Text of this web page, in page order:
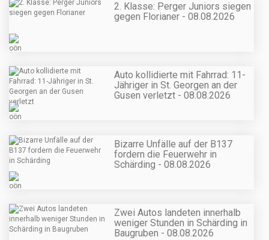
2. Klasse: Perger Juniors siegen
gegen Florianer - 08.08.2026
Auto kollidierte mit Fahrrad: 11-
Jähriger in St. Georgen an der
Gusen verletzt - 08.08.2026
Bizarre Unfälle auf der B137
fordern die Feuerwehr in
Schärding - 08.08.2026
Zwei Autos landeten innerhalb
weniger Stunden in Schärding in
Baugruben - 08.08.2026